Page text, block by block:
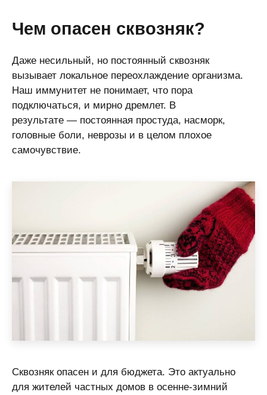
Чем опасен сквозняк?
Даже несильный, но постоянный сквозняк
вызывает локальное переохлаждение организма.
Наш иммунитет не понимает, что пора
подключаться, и мирно дремлет. В
результате ― постоянная простуда, насморк,
головные боли, неврозы и в целом плохое
самочувствие.
Сквозняк опасен и для бюджета. Это актуально
для жителей частных домов в осенне-зимний